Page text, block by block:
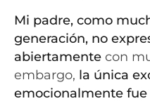
Mi padre, como
generación, no
abiertamente con
embargo, la única
emocionalmente